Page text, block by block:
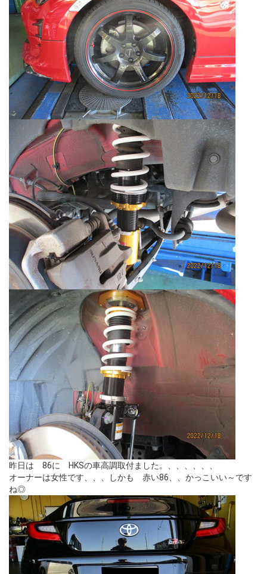
昨日は 86に HKSの車高調取付ました。、、、、、、
オーナーは女性です、、、しかも 赤い86、、かっこいい～です
ね◎